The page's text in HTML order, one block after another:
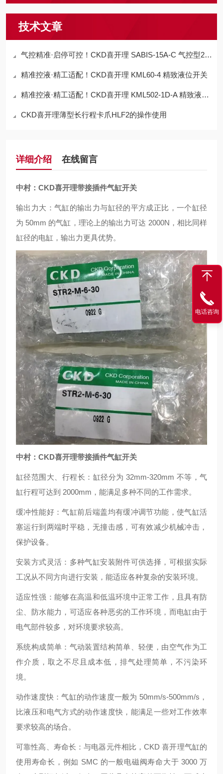
技术文章
气控精准·启停可控！CKD喜开理 SABIS-15A-C 气控型2通气缸阀
精准控液·精工适配！CKD喜开理 KML60-4 精致液位开关
精准控液·精工适配！CKD喜开理 KML502-1D-A 精致液位开关​
CKD喜开理薄型长行程卡爪HLF2的操作使用
详细介绍 在线留言
中村：CKD喜开理带接插件气缸开关
输出力大：气缸的输出力与缸径的平方成正比，一个缸径
为 50mm 的气缸，理论上的输出力可达 2000N，相比同样
缸径的电缸，输出力更具优势。
中村：CKD喜开理带接插件气缸开关
缸径范围大、行程长：缸径分为 32mm-320mm 不等，气
缸行程可达到 2000mm，能满足多种不同的工作需求。
缓冲性能好：气缸前后端盖均有缓冲调节功能，使气缸活
塞运行到两端时平稳，无撞击感，可有效减少机械冲击，
保护设备。
安装方式灵活：多种气缸安装附件可供选择，可根据实际
工况从不同方向进行安装，能适应各种复杂的安装环境。
适应性强：能够在高温和低温环境中正常工作，且具有防
尘、防水能力，可适应各种恶劣的工作环境，而电缸由于
电气部件较多，对环境要求较高。
系统构成简单：气动装置结构简单、轻便，由空气作为工
作介质，取之不尽且成本低，排气处理简单，不污染环
境。
动作速度快：气缸的动作速度一般为 50mm/s-500mm/s，
比液压和电气方式的动作速度快，能满足一些对工作效率
要求较高的场合。
可靠性高、寿命长：与电器元件相比，CKD 喜开理气缸的
使用寿命长，例如 SMC 的一般电磁阀寿命大于 3000 万
电话咨询